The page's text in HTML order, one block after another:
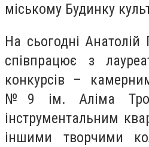
міському Будинку
На сьогодні Анатолій
співпрацює з
конкурсів –
№9 ім. Аліма
інструментальним
іншими творчими